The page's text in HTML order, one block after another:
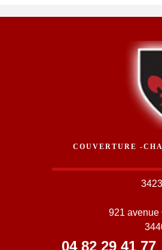
COUVERTURE -
921 avenue
04 82 29 41 77